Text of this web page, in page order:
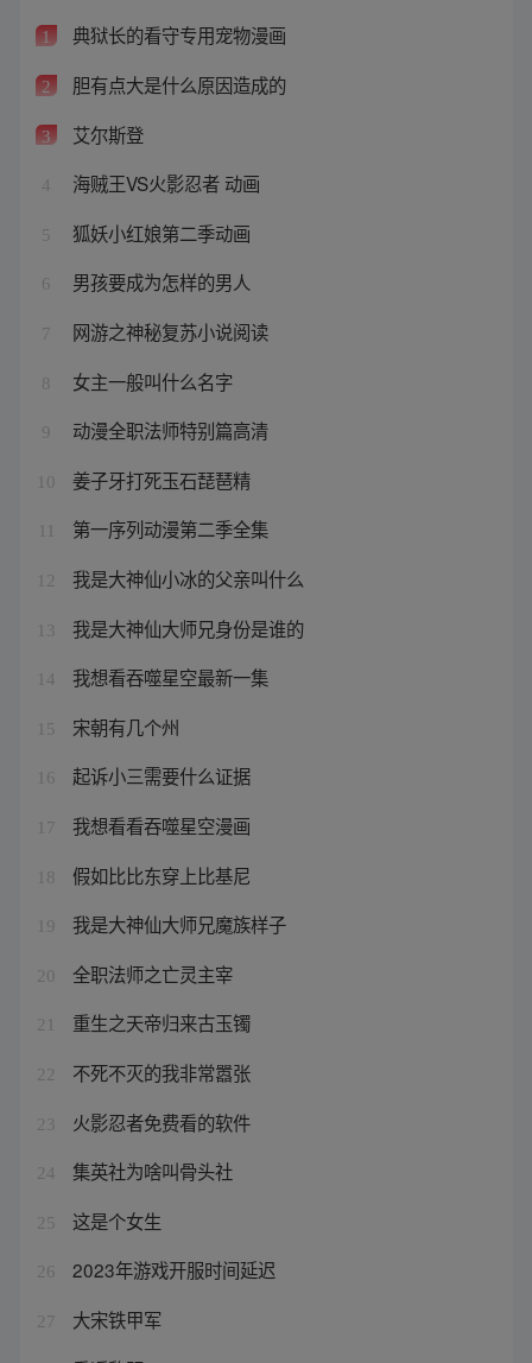
1 典狱长的看守专用宠物漫画
2 胆有点大是什么原因造成的
3 艾尔斯登
4 海贼王VS火影忍者 动画
5 狐妖小红娘第二季动画
6 男孩要成为怎样的男人
7 网游之神秘复苏小说阅读
8 女主一般叫什么名字
9 动漫全职法师特别篇高清
10 姜子牙打死玉石琵琶精
第一序列动漫第二季全集
12 我是大神仙小冰的父亲叫什么
13 我是大神仙大师兄身份是谁的
14 我想看吞噬星空最新一集
15 宋朝有几个州
16 起诉小三需要什么证据
17 我想看看吞噬星空漫画
18 假如比比东穿上比基尼
19 我是大神仙大师兄魔族样子
20 全职法师之亡灵主宰
21 重生之天帝归来古玉镯
22 不死不灭的我非常嚣张
23 火影忍者免费看的软件
24 集英社为啥叫骨头社
25 这是个女生
26 2023年游戏开服时间延迟
27 大宋铁甲军